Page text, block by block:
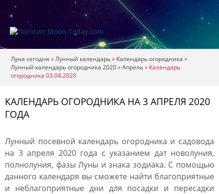
Луна сегодня »Лунный календарь» Календарь огородника »
Лунный календарь огородника 2020»Апрель» Календарь
огородника 03.04.2020
КАЛЕНДАРЬ ОГОРОДНИКА НА 3 АПРЕЛЯ 2020
ГОДА
Лунный посевной календарь огородника и садовода
на 3 апреля 2020 года с указанием дат новолуния,
полнолуния, фазы Луны и знака зодиака. С помощью
данного календаря вы сможете найти благоприятные
и неблагоприятные дни для посадки и пересадки